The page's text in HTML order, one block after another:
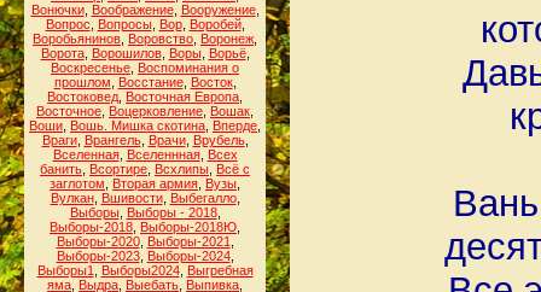
Вонючки, Воображение, Вооружение,
Вопрос
Вопросы, Вор, Воробей,
Воробьянинов Воровство Воронеж
Ворота, Ворошилов, Воры, Ворьё,
Воскресенье Воспоминания о
прошлом
Восстание, Восток,
Востоковед Восточная Европа
Восточное Воцерковление Вошак
Воши Вошь. Мишка скотина Вперде
Враги, Врангель, Врачи, Врубель,
Вселенная, Вселеннная, Всех
банить Всортире Всхлипы Всё с
заглотом
Вторая армия Вузы
Вулкан, Вшивости, Выбегалло,
Выборы, Выборы - 2018,
Выборы-2018 Выборы-2018Ю
Выборы-2020, Выборы-2021
Выборы-2023, Выборы-2024,
Выборы1
Выборы2024, Выгребная
яма Выдра Выебать Выпивка